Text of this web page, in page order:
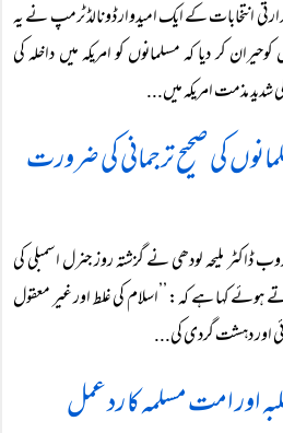
انتخابات کے ایک امیدوار ڈونالڈ ٹرمپ نے یہ
کر دیا کہ مسلمانوں کو امریکہ میں داخلہ کی
مذمت امریکہ میں...
کی صحیح ترجمانی کی ضرورت
ڈاکٹر ملیحہ لودھی نے گزشتہ روز جنرل اسمبلی کی
کہا ہے کہ: ’’اسلام کی غلط اور غیر معقول
اور دہشت گردی کی...
اور امت مسلمہ کا رد عمل